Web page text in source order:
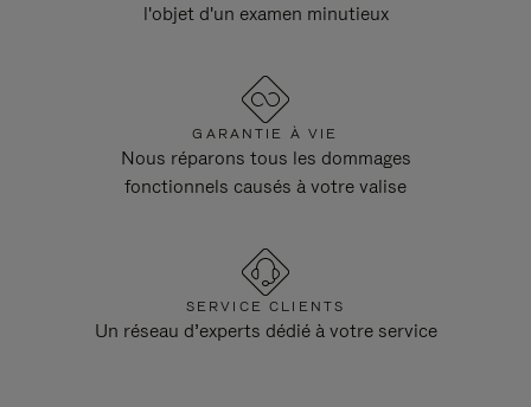
l'objet d'un examen minutieux
GARANTIE À VIE
Nous réparons tous les dommages
fonctionnels causés à votre valise
SERVICE CLIENTS
Un réseau d’experts dédié à votre service